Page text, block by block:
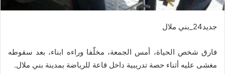
جديد24_بني ملال
فارق شخص الحياة، أمس الجمعة، مخلّفا وراءه ابناء، بعد سقوطه
مغشى عليه أثناء حصة تدريبية داخل قاعة للرياضة بمدينة بني ملال.